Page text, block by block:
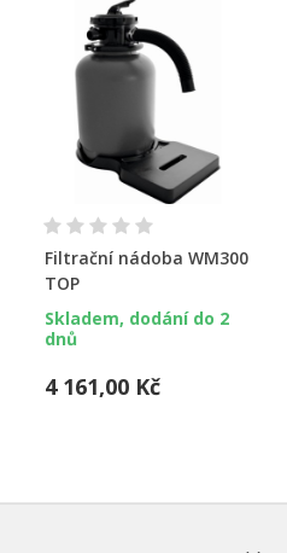
Filtrační nádoba WM300
TOP
Skladem, dodání do 2
dnů
4 161,00 Kč